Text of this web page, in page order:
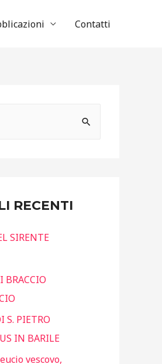
Contatti
RECENTI
SIRENTE
BRACCIO
S. PIETRO
IN BARILE
vescovo,